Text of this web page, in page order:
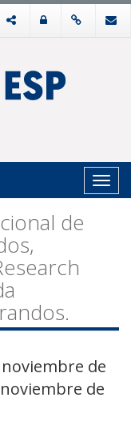
de
de
de